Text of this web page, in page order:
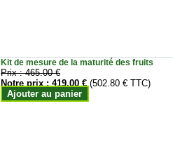
Kit de mesure de la maturité des fruits
Prix :465.00 €
Notre prix :419.00 € (502.80 € TTC)
Ajouter au panier